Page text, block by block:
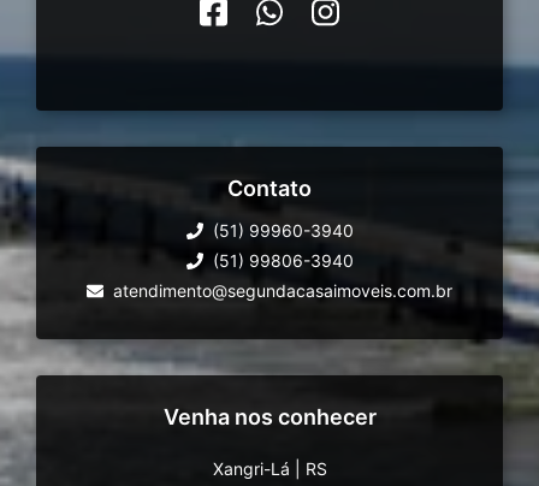
Contato
(51) 99960-3940
(51) 99806-3940
atendimento@segundacasaimoveis.com.br
Venha nos conhecer
Xangri-Lá
RS